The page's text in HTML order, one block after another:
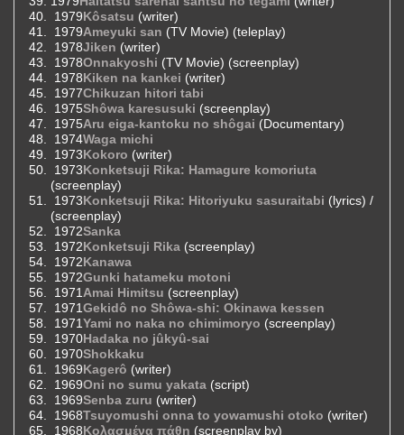
1979Kôsatsu (writer)
1979Ameyuki san (TV Movie) (teleplay)
1978Jiken (writer)
1978Onnakyoshi (TV Movie) (screenplay)
1978Kiken na kankei (writer)
1977Chikuzan hitori tabi
1975Shôwa karesusuki (screenplay)
1975Aru eiga-kantoku no shôgai (Documentary)
1974Waga michi
1973Kokoro (writer)
1973Konketsuji Rika: Hamagure komoriuta
(screenplay)
1973Konketsuji Rika: Hitoriyuku sasuraitabi (lyrics) /
(screenplay)
1972Sanka
1972Konketsuji Rika (screenplay)
1972Kanawa
1972Gunki hatameku motoni
1971 Amai Himitsu (screenplay)
1971Gekidô no Shôwa-shi: Okinawa kessen
1971Yami no naka no chimimoryo (screenplay)
1970Hadaka no jûkyû-sai
1970Shokkaku
1969Kagerô (writer)
1969Oni no sumu yakata (script)
1969Senba zuru (writer)
1968Tsuyomushi onna to yowamushi otoko (writer)
1968Κολασμένα πάθη (screenplay by)